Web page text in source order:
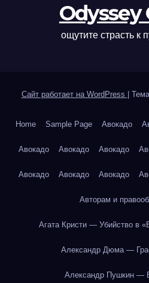
Odyssey
ощутите страсть к
Сайт работает на WordPress
Home Sample Page Авокадо
Авокадо Авокадо Авокадо
Авокадо Авокадо Авокадо
Авторам и
Агата Кристи — Убийство в
Александр Дюма —
Александр Пушкин —